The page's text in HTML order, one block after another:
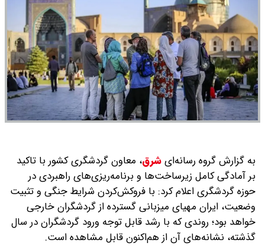
به گزارش گروه رسانه‌ایشرق، معاون گردشگری کشور با تاکید
بر آمادگی کامل زیرساخت‌ها و برنامه‌ریزی‌های راهبردی در
حوزه گردشگری اعلام کرد: با فروکش‌کردن شرایط جنگی و تثبیت
وضعیت، ایران مهیای میزبانی گسترده از گردشگران خارجی
خواهد بود؛ روندی که با رشد قابل توجه ورود گردشگران در سال
گذشته، نشانه‌های آن از هم‌اکنون قابل مشاهده است.